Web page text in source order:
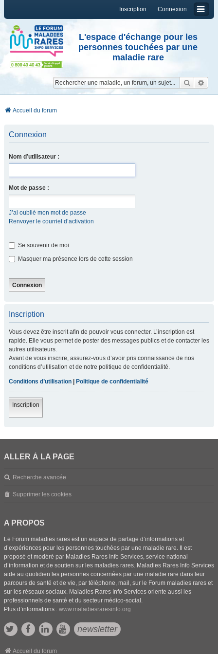
Connexion
Inscription
L'espace d'échange pour les
personnes touchées par une
maladie rare
Accueil du forum
Connexion
Nom d’utilisateur :
Mot de passe :
J’ai oublié mon mot de passe
Renvoyer le courriel d’activation
Se souvenir de moi
Masquer ma présence lors de cette session
Inscription
Vous devez être inscrit afin de pouvoir vous connecter. L’inscription est
rapide. Elle vous permet de poster des messages publics et de contacter les
autres utilisateurs.
Avant de vous inscrire, assurez-vous d’avoir pris connaissance de nos
conditions d’utilisation et de notre politique de confidentialité.
Conditions d’utilisation Politique de confidentialité
Inscription
ALLER À LA PAGE
Recherche avancée
Supprimer les cookies
A PROPOS
Le Forum maladies rares est un espace de partage d’informations et
d’expériences pour les personnes touchées par une maladie rare. Il est
proposé et modéré par Maladies Rares Info Services, service national
d’information et de soutien sur les maladies rares. Maladies Rares Info Services
aide au quotidien les personnes concernées par une maladie rare dans leur
parcours de santé et de vie, par téléphone, mail, sur le Forum maladies rares et
sur les réseaux sociaux. Maladies Rares Info Services oriente aussi les
professionnels de santé et du secteur médico-social.
Plus d’informations : www.maladiesraresinfo.org
newsletter
Accueil du forum